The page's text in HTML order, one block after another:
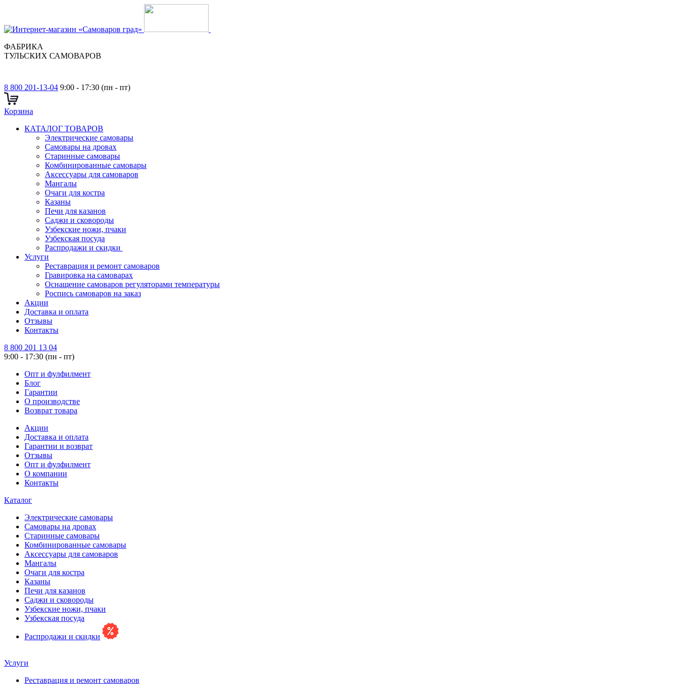
ФАБРИКА
ТУЛЬСКИХ САМОВАРОВ
8 800 201-13-04 9:00 - 17:30 (пн - пт)
Корзина
КАТАЛОГ ТОВАРОВ
Электрические самовары
Cамовары на дровах
Старинные самовары
Комбинированные самовары
Аксессуары для самоваров
Мангалы
Очаги для костра
Казаны
Печи для казанов
Саджи и сковороды
Узбекские ножи, пчаки
Узбекская посуда
Распродажи и скидки
Услуги
Реставрация и ремонт самоваров
Гравировка на самоварах
Оснащение самоваров регуляторами температуры
Роспись самоваров на заказ
Акции
Доставка и оплата
Отзывы
Контакты
8 800 201 13 04
9:00 - 17:30 (пн - пт)
Опт и фулфилмент
Блог
Гарантии
О производстве
Возврат товара
Акции
Доставка и оплата
Гарантии и возврат
Отзывы
Опт и фулфилмент
О компании
Контакты
Каталог
Электрические самовары
Cамовары на дровах
Старинные самовары
Комбинированные самовары
Аксессуары для самоваров
Мангалы
Очаги для костра
Казаны
Печи для казанов
Саджи и сковороды
Узбекские ножи, пчаки
Узбекская посуда
Распродажи и скидки
Услуги
Реставрация и ремонт самоваров